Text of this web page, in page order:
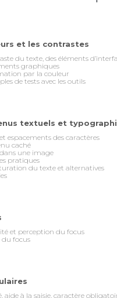
et les contrastes
du texte, des éléments
graphiques
par la couleur
de tests avec les outils
textuels et
espacements des caractères
caché
une image
pratiques
du texte et alternatives
et perception du focus
du focus
aide à la saisie, caractère